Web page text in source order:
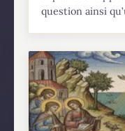
question ainsi